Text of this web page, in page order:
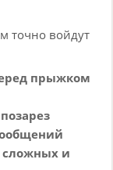
точно войдут
прыжком
и